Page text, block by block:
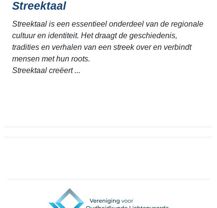
Streektaal
Streektaal is een essentieel onderdeel van de regionale
cultuur en identiteit. Het draagt de geschiedenis,
tradities en verhalen van een streek over en verbindt
mensen met hun roots.
Streektaal creëert ...